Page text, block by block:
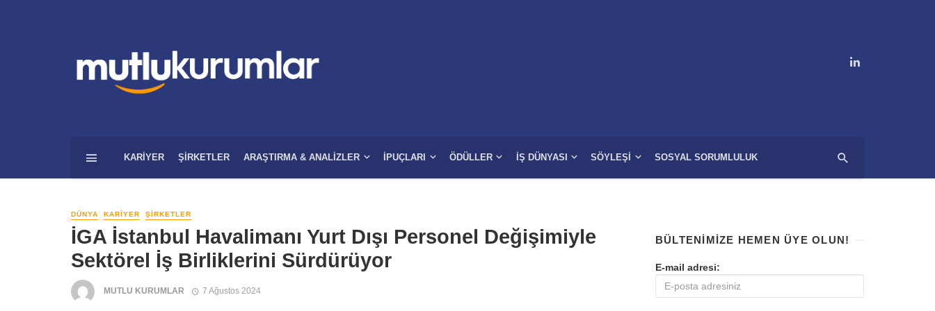
KARIYER ŞIRKETLER ARAŞTIRMA & ANALIZLER İPUÇLARI ÖDÜLLER İŞ DÜNYASI SÖYLEŞI SOSYAL SORUMLULUK
DÜNYA KARIYER ŞIRKETLER
İGA İstanbul Havalimanı Yurt Dışı Personel Değişimiyle
Sektörel İş Birliklerini Sürdürüyor
MUTLU KURUMLAR 7 Ağustos 2024
BÜLTENIMIZE HEMEN ÜYE OLUN!
E-mail adresi: